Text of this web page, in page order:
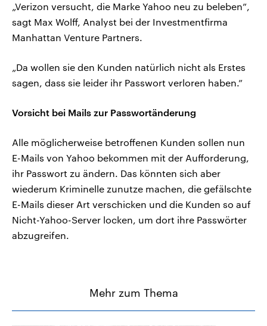
„Verizon versucht, die Marke Yahoo neu zu beleben”,
sagt Max Wolff, Analyst bei der Investmentfirma
Manhattan Venture Partners.
„Da wollen sie den Kunden natürlich nicht als Erstes
sagen, dass sie leider ihr Passwort verloren haben.”
Vorsicht bei Mails zur Passwortänderung
Alle möglicherweise betroffenen Kunden sollen nun
E-Mails von Yahoo bekommen mit der Aufforderung,
ihr Passwort zu ändern. Das könnten sich aber
wiederum Kriminelle zunutze machen, die gefälschte
E-Mails dieser Art verschicken und die Kunden so auf
Nicht-Yahoo-Server locken, um dort ihre Passwörter
abzugreifen.
Mehr zum Thema